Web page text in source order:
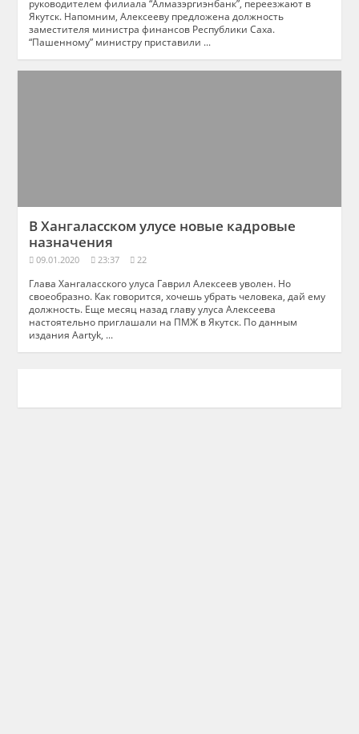
руководителем филиала “Алмазэргиэнбанк”, переезжают в
Якутск. Напомним, Алексееву предложена должность
заместителя министра финансов Республики Саха.
“Пашенному” министру приставили ...
В Хангаласском улусе новые кадровые
назначения
09.01.2020 23:37 22
Глава Хангаласского улуса Гаврил Алексеев уволен. Но
своеобразно. Как говорится, хочешь убрать человека, дай ему
должность. Еще месяц назад главу улуса Алексеева
настоятельно приглашали на ПМЖ в Якутск. По данным
издания Aartyk, ...